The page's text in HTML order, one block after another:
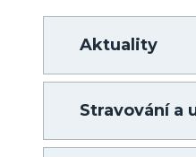
Aktuality
Stravování a